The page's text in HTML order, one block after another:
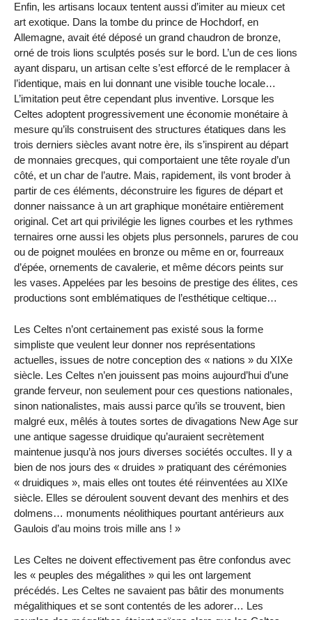
Enfin, les artisans locaux tentent aussi d’imiter au mieux cet
art exotique. Dans la tombe du prince de Hochdorf, en
Allemagne, avait été déposé un grand chaudron de bronze,
orné de trois lions sculptés posés sur le bord. L’un de ces lions
ayant disparu, un artisan celte s’est efforcé de le remplacer à
l’identique, mais en lui donnant une visible touche locale…
L’imitation peut être cependant plus inventive. Lorsque les
Celtes adoptent progressivement une économie monétaire à
mesure qu’ils construisent des structures étatiques dans les
trois derniers siècles avant notre ère, ils s’inspirent au départ
de monnaies grecques, qui comportaient une tête royale d’un
côté, et un char de l’autre. Mais, rapidement, ils vont broder à
partir de ces éléments, déconstruire les figures de départ et
donner naissance à un art graphique monétaire entièrement
original. Cet art qui privilégie les lignes courbes et les rythmes
ternaires orne aussi les objets plus personnels, parures de cou
ou de poignet moulées en bronze ou même en or, fourreaux
d’épée, ornements de cavalerie, et même décors peints sur
les vases. Appelées par les besoins de prestige des élites, ces
productions sont emblématiques de l’esthétique celtique…
Les Celtes n’ont certainement pas existé sous la forme
simpliste que veulent leur donner nos représentations
actuelles, issues de notre conception des « nations » du XIXe
siècle. Les Celtes n’en jouissent pas moins aujourd’hui d’une
grande ferveur, non seulement pour ces questions nationales,
sinon nationalistes, mais aussi parce qu’ils se trouvent, bien
malgré eux, mêlés à toutes sortes de divagations New Age sur
une antique sagesse druidique qu’auraient secrètement
maintenue jusqu’à nos jours diverses sociétés occultes. Il y a
bien de nos jours des « druides » pratiquant des cérémonies
« druidiques », mais elles ont toutes été réinventées au XIXe
siècle. Elles se déroulent souvent devant des menhirs et des
dolmens… monuments néolithiques pourtant antérieurs aux
Gaulois d’au moins trois mille ans ! »
Les Celtes ne doivent effectivement pas être confondus avec
les « peuples des mégalithes » qui les ont largement
précédés. Les Celtes ne savaient pas bâtir des monuments
mégalithiques et se sont contentés de les adorer… Les